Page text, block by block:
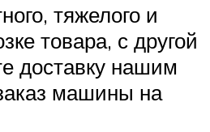
тяжелого и
товара, с другой
доставку нашим
машины на